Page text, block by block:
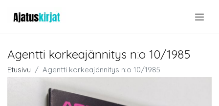
Agentti korkeajännitys n:o 10/1985
Etusivu Agentti korkeajännitys n:o 10/1985